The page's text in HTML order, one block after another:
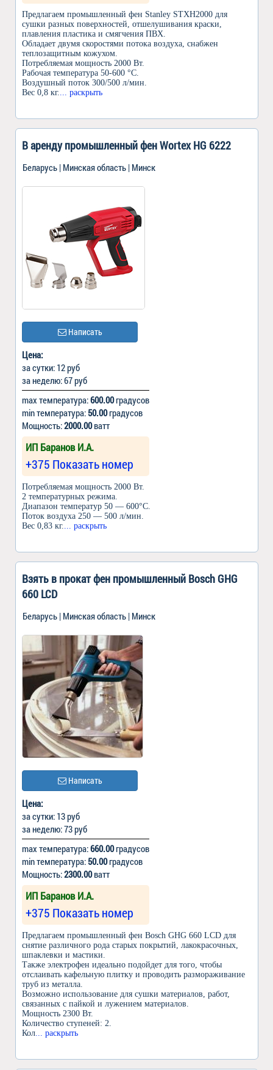
Предлагаем промышленный фен Stanley STXH2000 для
сушки разных поверхностей, отшелушивания краски,
плавления пластика и смягчения ПВХ.
Обладает двумя скоростями потока воздуха, снабжен
теплозащитным кожухом.
Потребляемая мощность 2000 Вт.
Рабочая температура 50-600 °С.
Воздушный поток 300/500 л/мин.
Вес 0,8 кг.
... раскрыть
В аренду промышленный фен Wortex HG 6222
Беларусь | Минская область | Минск
Написать
Цена:
за сутки: 12 руб
за неделю: 67 руб
max температура:600.00градусов
min температура: 50.00градусов
Мощность:2000.00ватт
ИП Баранов И.А.
+375 Показать номер
Потребляемая мощность 2000 Вт.
2 температурных режима.
Диапазон температур 50 — 600°С.
Поток воздуха 250 — 500 л/мин.
Вес 0,83 кг.
... раскрыть
Взять в прокат фен промышленный Bosch GHG
660 LCD
Беларусь | Минская область | Минск
Написать
Цена:
за сутки: 13 руб
за неделю: 73 руб
max температура:660.00градусов
min температура: 50.00градусов
Мощность:2300.00ватт
ИП Баранов И.А.
+375 Показать номер
Предлагаем промышленный фен Bosch GHG 660 LCD для
снятие различного рода старых покрытий, лакокрасочных,
шпаклевки и мастики.
Также электрофен идеально подойдет для того, чтобы
отслаивать кафельную плитку и проводить размораживание
труб из металла.
Возможно использование для сушки материалов, работ,
связанных с пайкой и лужением материалов.
Мощность 2300 Вт.
Количество ступеней: 2.
Кол ... раскрыть